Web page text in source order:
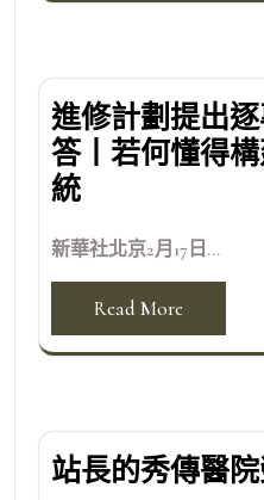
進修計劃提出
答丨若何懂得
統
新華社北京2月17日...
Read More
站長的秀傳醫